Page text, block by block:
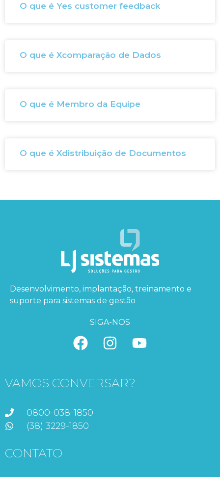
O que é Yes customer feedback
O que é Xcomparação de Dados
O que é Membro da Equipe
O que é Xdistribuição de Documentos
Desenvolvimento, implantação, treinamento e
suporte para sistemas de gestão
SIGA-NOS
VAMOS CONVERSAR?
0800-038-1850
(38) 3229-1850
CONTATO